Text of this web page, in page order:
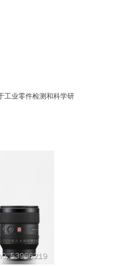
工业零件检测和科学研